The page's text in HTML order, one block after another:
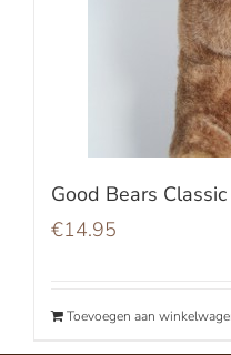
Good Bears
€14.95
Toevoegen aan